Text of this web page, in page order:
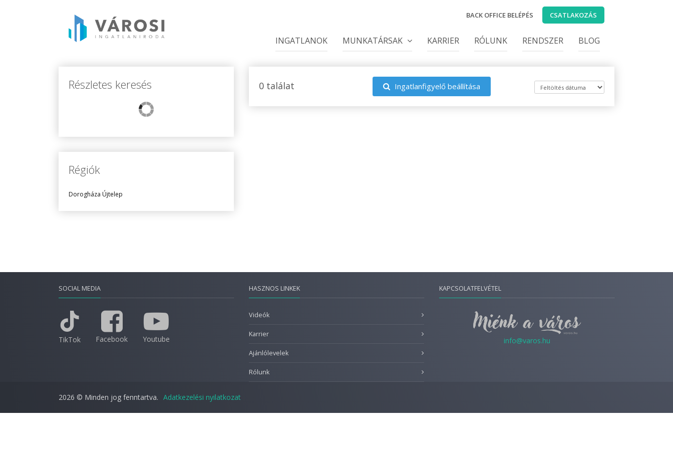
BACK OFFICE BELÉPÉS CSATLAKOZÁS
INGATLANOK MUNKATÁRSAK KARRIER RÓLUNK RENDSZER BLOG
Részletes keresés
Régiók
Dorogháza Újtelep
0 találat Ingatlanfigyelő beállítása
SOCIAL MEDIA
TikTok Facebook Youtube
HASZNOS LINKEK
Videók
Karrier
Ajánlólevelek
Rólunk
KAPCSOLATFELVÉTEL
info@varos.hu
2026 © Minden jog fenntartva. Adatkezelési nyilatkozat